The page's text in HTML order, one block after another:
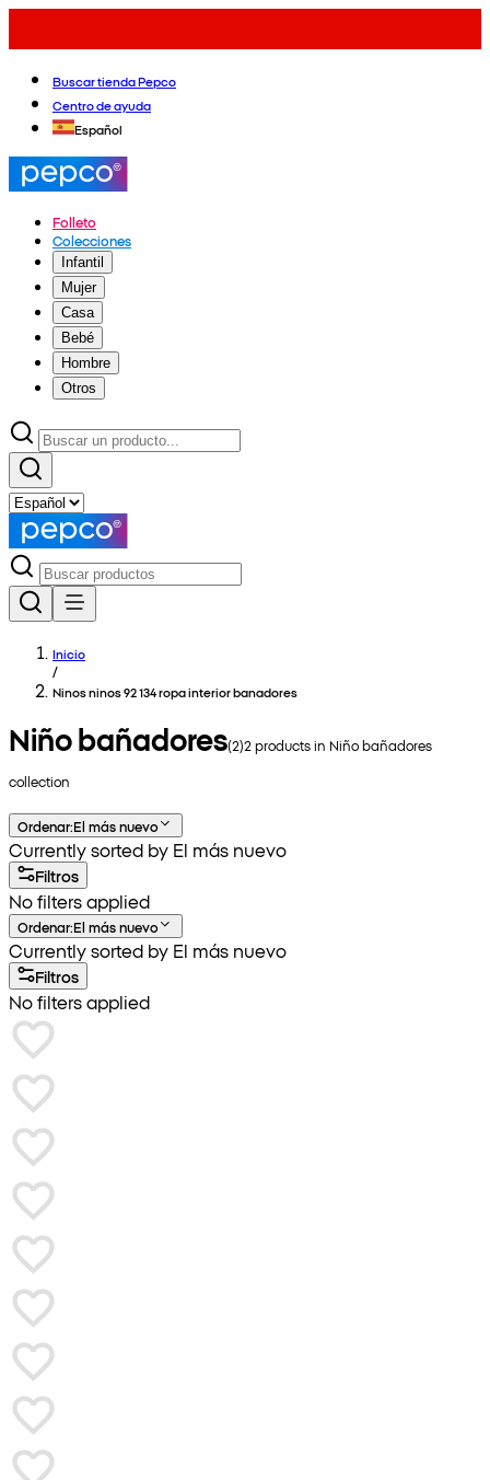
Buscar tienda Pepco
Centro de ayuda
Español
Folleto
Colecciones
Infantil
Mujer
Casa
Bebé
Hombre
Otros
Inicio
/
Ninos ninos 92 134 ropa interior banadores
Niño bañadores(2)2products in Niño bañadores
collection
Ordenar:El más nuevo
Currently sorted by El más nuevo
Filtros
No filters applied
Ordenar:El más nuevo
Currently sorted by El más nuevo
Filtros
No filters applied